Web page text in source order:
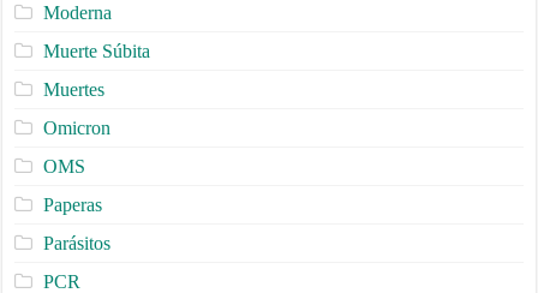
Moderna
Muerte Súbita
Muertes
Omicron
OMS
Paperas
Parásitos
PCR